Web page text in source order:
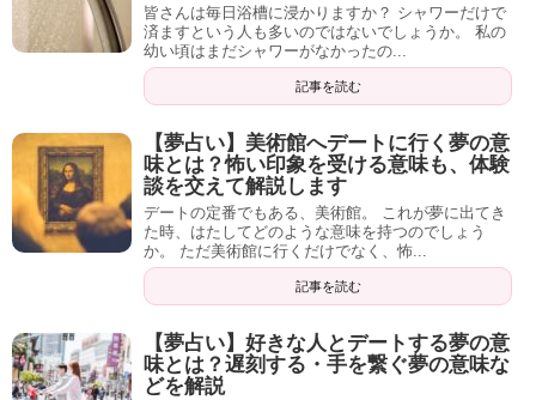
皆さんは毎日浴槽に浸かりますか？ シャワーだけで
済ますという人も多いのではないでしょうか。 私の
幼い頃はまだシャワーがなかったの...
記事を読む
【夢占い】美術館へデートに行く夢の意
味とは？怖い印象を受ける意味も、体験
談を交えて解説します
デートの定番でもある、美術館。 これが夢に出てき
た時、はたしてどのような意味を持つのでしょう
か。 ただ美術館に行くだけでなく、怖...
記事を読む
【夢占い】好きな人とデートする夢の意
味とは？遅刻する・手を繋ぐ夢の意味な
どを解説